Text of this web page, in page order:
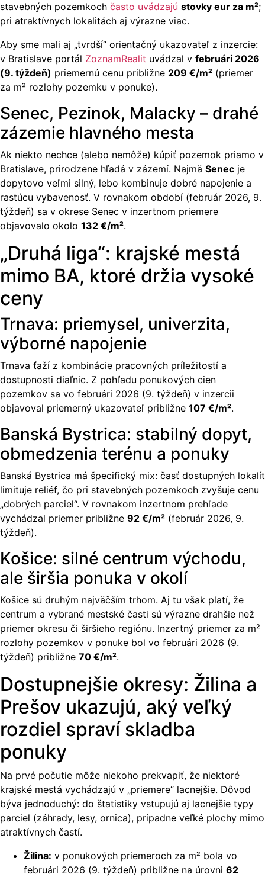
stavebných pozemkoch často uvádzajú stovky eur za m²;
pri atraktívnych lokalitách aj výrazne viac.
Aby sme mali aj „tvrdší“ orientačný ukazovateľ z inzercie:
v Bratislave portál ZoznamRealit uvádzal v februári 2026
(9. týždeň) priemernú cenu približne 209 €/m² (priemer
za m² rozlohy pozemku v ponuke).
Senec, Pezinok, Malacky – drahé
zázemie hlavného mesta
Ak niekto nechce (alebo nemôže) kúpiť pozemok priamo v
Bratislave, prirodzene hľadá v zázemí. Najmä Senec je
dopytovo veľmi silný, lebo kombinuje dobré napojenie a
rastúcu vybavenosť. V rovnakom období (február 2026, 9.
týždeň) sa v okrese Senec v inzertnom priemere
objavovalo okolo 132 €/m².
„Druhá liga“: krajské mestá
mimo BA, ktoré držia vysoké
ceny
Trnava: priemysel, univerzita,
výborné napojenie
Trnava ťaží z kombinácie pracovných príležitostí a
dostupnosti diaľnic. Z pohľadu ponukových cien
pozemkov sa vo februári 2026 (9. týždeň) v inzercii
objavoval priemerný ukazovateľ približne 107 €/m².
Banská Bystrica: stabilný dopyt,
obmedzenia terénu a ponuky
Banská Bystrica má špecifický mix: časť dostupných lokalít
limituje reliéf, čo pri stavebných pozemkoch zvyšuje cenu
„dobrých parciel“. V rovnakom inzertnom prehľade
vychádzal priemer približne 92 €/m² (február 2026, 9.
týždeň).
Košice: silné centrum východu,
ale širšia ponuka v okolí
Košice sú druhým najväčším trhom. Aj tu však platí, že
centrum a vybrané mestské časti sú výrazne drahšie než
priemer okresu či širšieho regiónu. Inzertný priemer za m²
rozlohy pozemkov v ponuke bol vo februári 2026 (9.
týždeň) približne 70 €/m².
Dostupnejšie okresy: Žilina a
Prešov ukazujú, aký veľký
rozdiel spraví skladba
ponuky
Na prvé počutie môže niekoho prekvapiť, že niektoré
krajské mestá vychádzajú v „priemere“ lacnejšie. Dôvod
býva jednoduchý: do štatistiky vstupujú aj lacnejšie typy
parciel (záhrady, lesy, ornica), prípadne veľké plochy mimo
atraktívnych častí.
Žilina: v ponukových priemeroch za m² bola vo
februári 2026 (9. týždeň) približne na úrovni 62